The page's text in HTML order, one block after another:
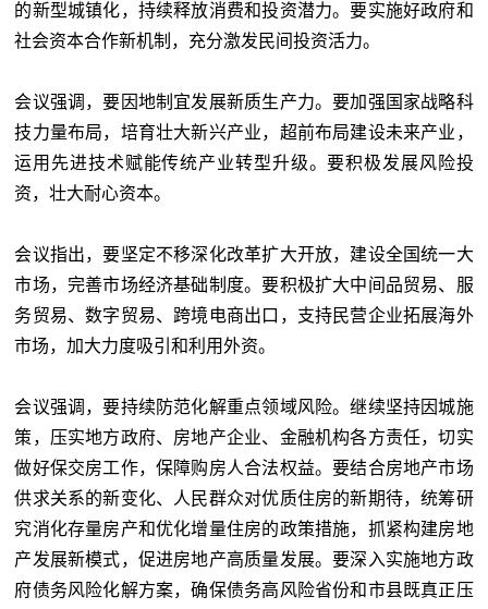
的新型城镇化，持续释放消费和投资潜力。要实施好政府和
社会资本合作新机制，充分激发民间投资活力。
会议强调，要因地制宜发展新质生产力。要加强国家战略科
技力量布局，培育壮大新兴产业，超前布局建设未来产业，
运用先进技术赋能传统产业转型升级。要积极发展风险投
资，壮大耐心资本。
会议指出，要坚定不移深化改革扩大开放，建设全国统一大
市场，完善市场经济基础制度。要积极扩大中间品贸易、服
务贸易、数字贸易、跨境电商出口，支持民营企业拓展海外
市场，加大力度吸引和利用外资。
会议强调，要持续防范化解重点领域风险。继续坚持因城施
策，压实地方政府、房地产企业、金融机构各方责任，切实
做好保交房工作，保障购房人合法权益。要结合房地产市场
供求关系的新变化、人民群众对优质住房的新期待，统筹研
究消化存量房产和优化增量住房的政策措施，抓紧构建房地
产发展新模式，促进房地产高质量发展。要深入实施地方政
府债务风险化解方案，确保债务高风险省份和市县既真正压